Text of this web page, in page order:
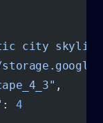
city skyline
,
: 4